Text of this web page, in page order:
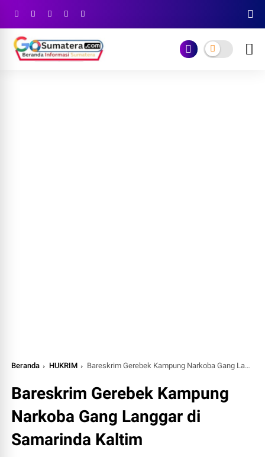
Beranda HUKRIM Bareskrim Gerebek Kampung Narkoba Gang Langgar di Samarinda Kaltim
Bareskrim Gerebek Kampung
Narkoba Gang Langgar di
Samarinda Kaltim